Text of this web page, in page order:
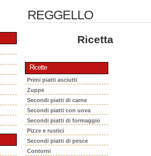
REGGELLO
Ricetta
Ricette
Primi piatti asciutti
Zuppe
Secondi piatti di carne
Secondi piatti con uova
Secondi piatti di formaggio
Pizze e rustici
Secondi piatti di pesce
Contorni